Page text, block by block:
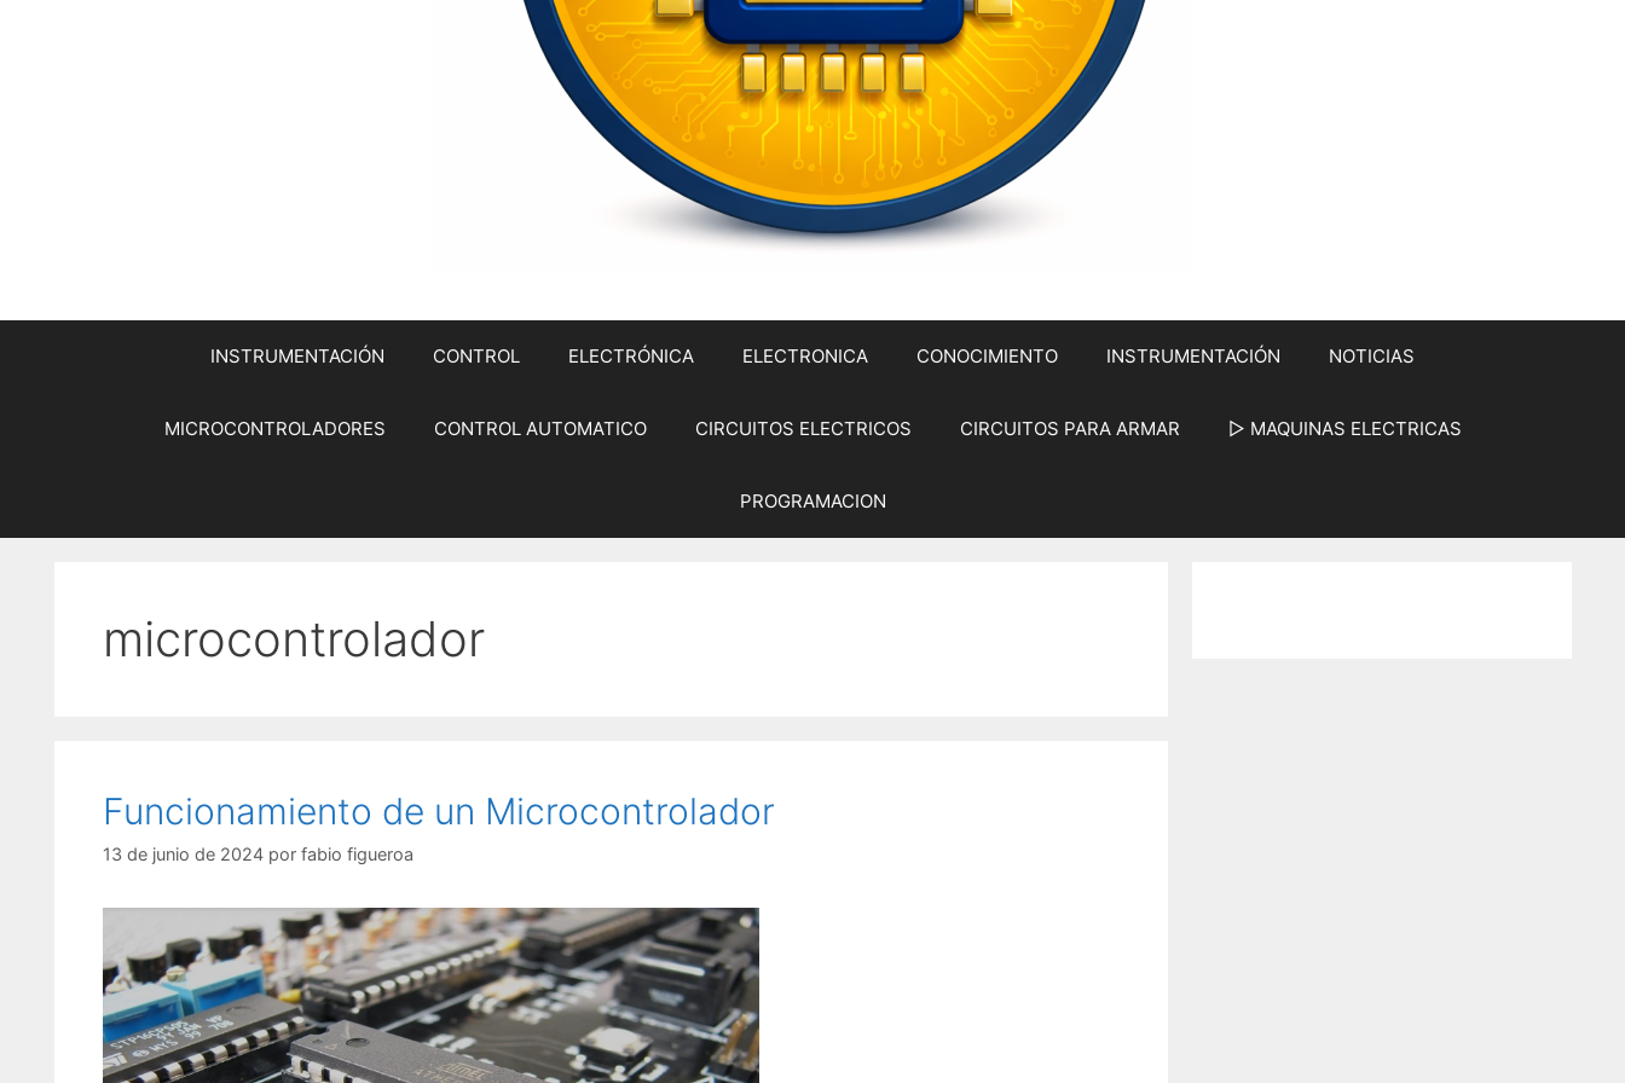
INSTRUMENTACIÓN CONTROL ELECTRÓNICA ELECTRONICA CONOCIMIENTO INSTRUMENTACIÓN NOTICIAS
MICROCONTROLADORES CONTROL AUTOMATICO CIRCUITOS ELECTRICOS CIRCUITOS PARA ARMAR ▷ MAQUINAS ELECTRICAS
PROGRAMACION
microcontrolador
Funcionamiento de un Microcontrolador
13 de junio de 2024 por fabio figueroa